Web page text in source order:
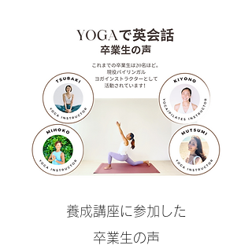
養成講座に参加した
​卒業生の声